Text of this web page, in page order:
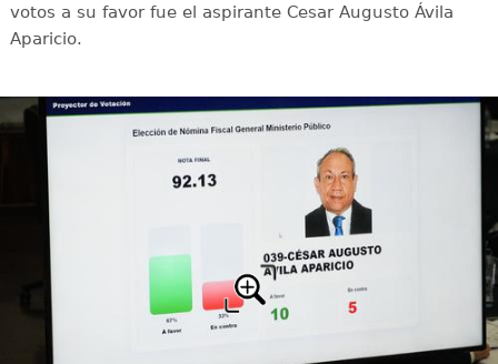
votos a su favor fue el aspirante Cesar Augusto Ávila
Aparicio.